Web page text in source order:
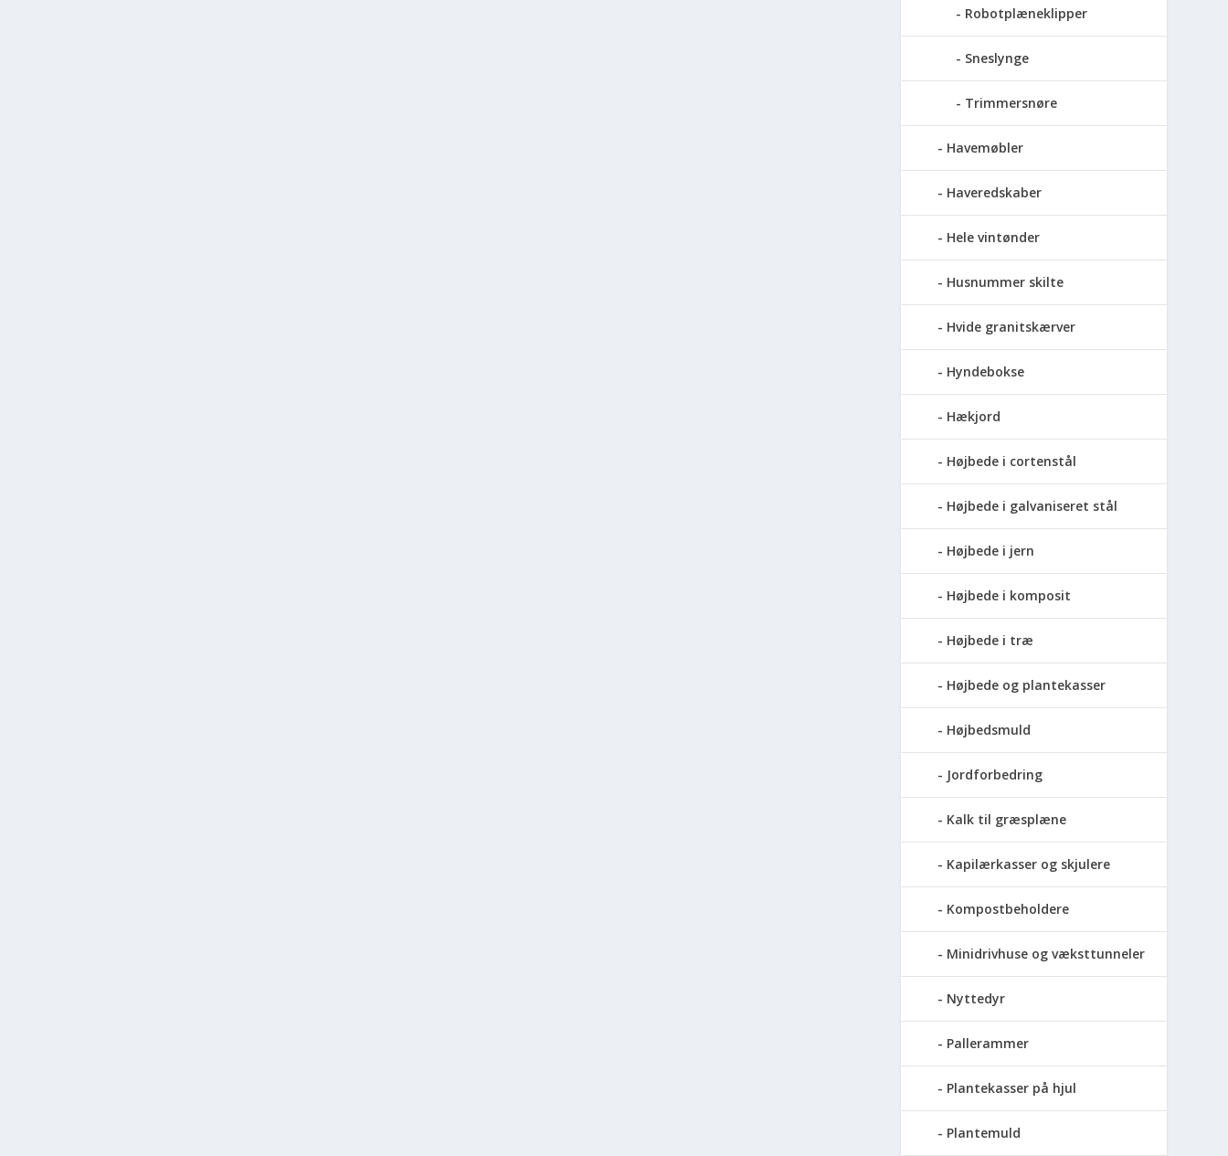
Robotplæneklipper
Sneslynge
Trimmersnøre
Havemøbler
Haveredskaber
Hele vintønder
Husnummer skilte
Hvide granitskærver
Hyndebokse
Hækjord
Højbede i cortenstål
Højbede i galvaniseret stål
Højbede i jern
Højbede i komposit
Højbede i træ
Højbede og plantekasser
Højbedsmuld
Jordforbedring
Kalk til græsplæne
Kapilærkasser og skjulere
Kompostbeholdere
Minidrivhuse og væksttunneler
Nyttedyr
Pallerammer
Plantekasser på hjul
Plantemuld